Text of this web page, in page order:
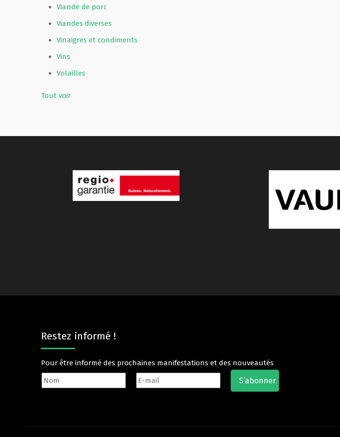
Viande de porc
Viandes diverses
Vinaigres et condiments
Vins
Volailles
Tout voir
Restez informé !
Pour être informé des prochaines manifestations et des nouveautés